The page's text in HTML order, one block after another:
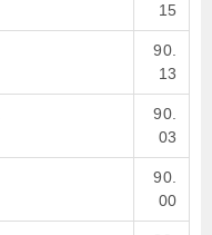
15
90.
13
90.
03
90.
00